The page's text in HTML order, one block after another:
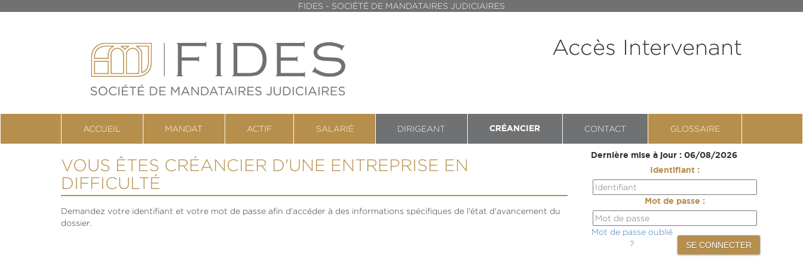
FIDES - SOCIÉTÉ DE MANDATAIRES JUDICIAIRES
Accès Intervenant
ACCUEIL MANDAT ACTIF SALARIÉ DIRIGEANT CRÉANCIER CONTACT GLOSSAIRE
Dernière mise à jour : 06/08/2026
Identifiant :
Mot de passe :
Mot de passe oublié
?
VOUS ÊTES CRÉANCIER D'UNE ENTREPRISE EN
DIFFICULTÉ
Demandez votre identifiant et votre mot de passe afin d'accéder à des informations spécifiques de l'état d'avancement du
dossier.